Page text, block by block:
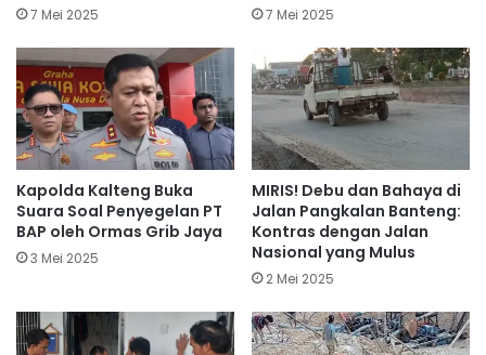
7 Mei 2025 7 Mei 2025
Kapolda Kalteng Buka
Suara Soal Penyegelan PT
BAP oleh Ormas Grib Jaya
3 Mei 2025
MIRIS! Debu dan Bahaya di
Jalan Pangkalan Banteng:
Kontras dengan Jalan
Nasional yang Mulus
2 Mei 2025